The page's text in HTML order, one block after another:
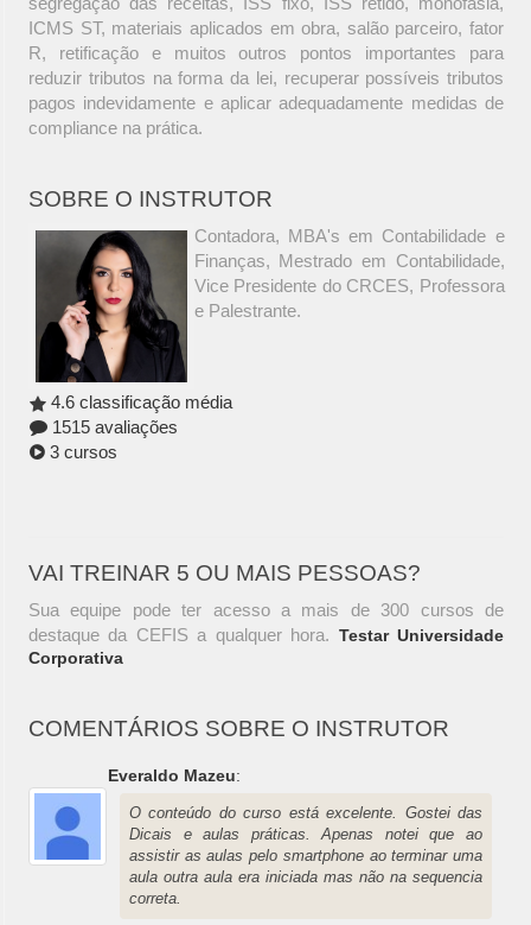
ICMS ST, materiais aplicados em obra, salão parceiro, fator
R, retificação e muitos outros pontos importantes para
reduzir tributos na forma da lei, recuperar possíveis tributos
pagos indevidamente e aplicar adequadamente medidas de
compliance na prática.
SOBRE O INSTRUTOR
Contadora, MBA's em Contabilidade e
Finanças, Mestrado em Contabilidade,
Vice Presidente do CRCES, Professora
e Palestrante.
4.6 classificação média
1515 avaliações
3 cursos
VAI TREINAR 5 OU MAIS PESSOAS?
Sua equipe pode ter acesso a mais de 300 cursos de
destaque da CEFIS a qualquer hora. Testar Universidade
Corporativa
COMENTÁRIOS SOBRE O INSTRUTOR
Everaldo Mazeu:
O conteúdo do curso está excelente. Gostei das
Dicais e aulas práticas. Apenas notei que ao
assistir as aulas pelo smartphone ao terminar uma
aula outra aula era iniciada mas não na sequencia
correta.